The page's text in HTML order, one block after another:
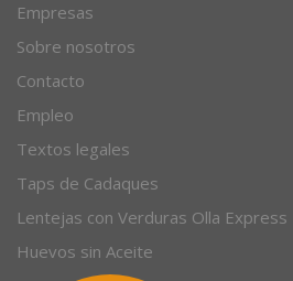
Empresas
Sobre nosotros
Contacto
Empleo
Textos legales
Taps de Cadaques
Lentejas con Verduras Olla Express
Huevos sin Aceite